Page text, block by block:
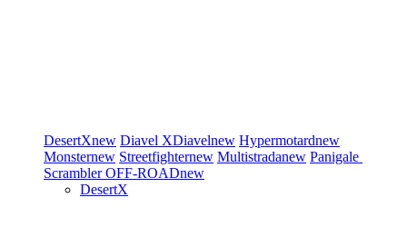
DesertXnew Diavel XDiavelnew Hypermotardnew
Monsternew Streetfighternew Multistradanew Panigale
ScramblerOFF-ROADnew
DesertX